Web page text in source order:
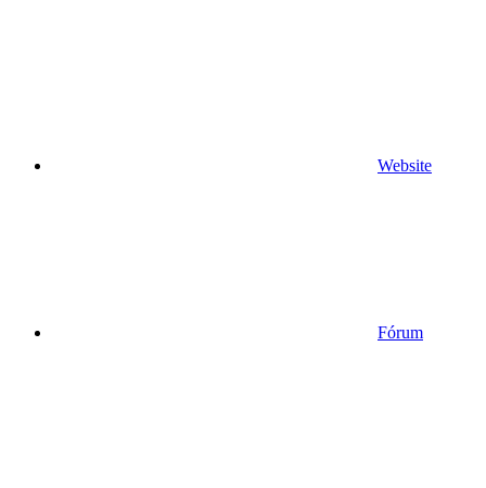
Website
Fórum